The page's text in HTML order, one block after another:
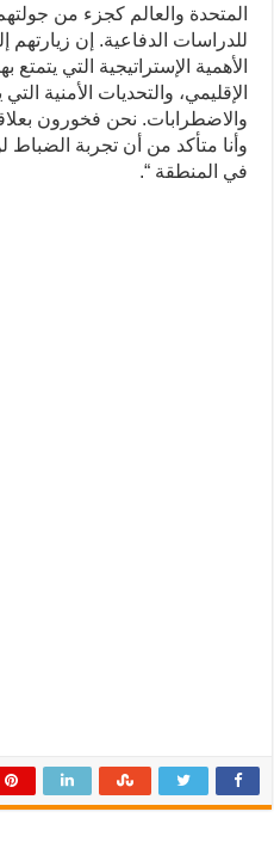
المتحدة والعالم كجزء من
للدراسات الدفاعية. إن
الأهمية الإستراتيجية التي يتمتع
الإقليمي، والتحديات الأمنية
والاضطرابات. نحن فخورون
وأنا متأكد من أن تجربة
في المنطقة “.